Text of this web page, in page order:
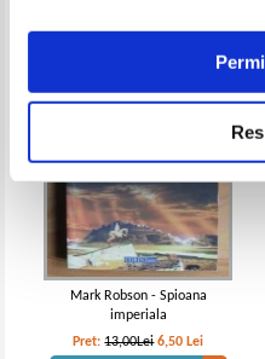
Mark Robson - Spioana
imperiala
Pret:13,00Lei 6,50 Lei